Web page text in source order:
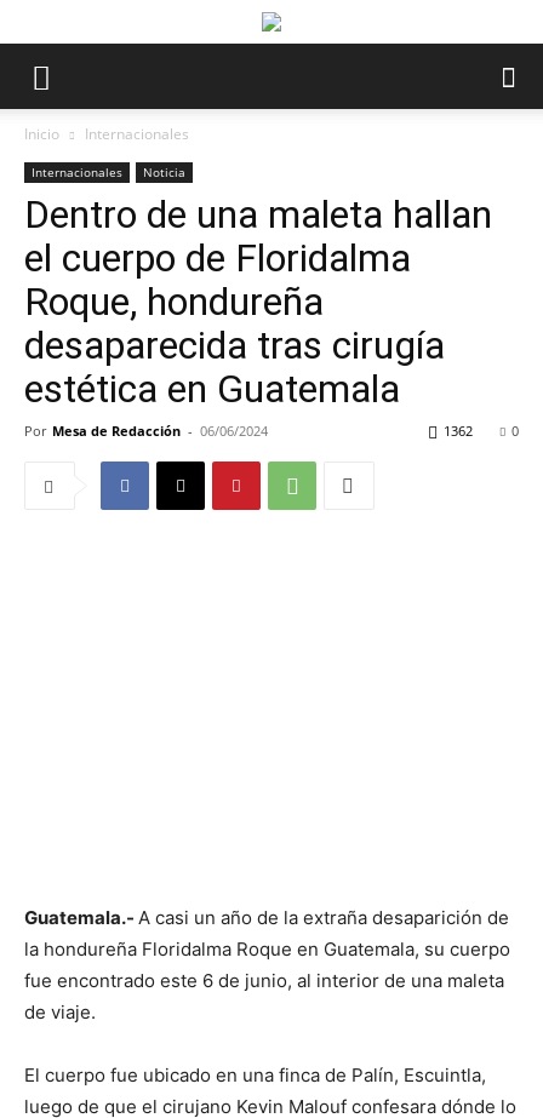
Inicio Internacionales
Internacionales Noticia
Dentro de una maleta hallan
el cuerpo de Floridalma
Roque, hondureña
desaparecida tras cirugía
estética en Guatemala
Por Mesa de Redacción - 06/06/2024 0
1362
Guatemala.- A casi un año de la extraña desaparición de
la hondureña Floridalma Roque en Guatemala, su cuerpo
fue encontrado este 6 de junio, al interior de una maleta
de viaje.
El cuerpo fue ubicado en una finca de Palín, Escuintla,
luego de que el cirujano Kevin Malouf confesara dónde lo